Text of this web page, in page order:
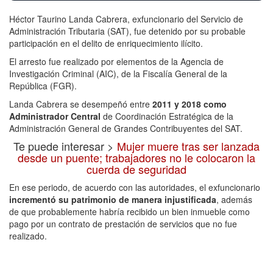
Héctor Taurino Landa Cabrera, exfuncionario del Servicio de
Administración Tributaria (SAT), fue detenido por su probable
participación en el delito de enriquecimiento ilícito.
El arresto fue realizado por elementos de la Agencia de
Investigación Criminal (AIC), de la Fiscalía General de la
República (FGR).
Landa Cabrera se desempeñó entre 2011 y 2018 como
Administrador Central de Coordinación Estratégica de la
Administración General de Grandes Contribuyentes del SAT.
Te puede interesar > Mujer muere tras ser lanzada
desde un puente; trabajadores no le colocaron la
cuerda de seguridad
En ese periodo, de acuerdo con las autoridades, el exfuncionario
incrementó su patrimonio de manera injustificada, además
de que probablemente habría recibido un bien inmueble como
pago por un contrato de prestación de servicios que no fue
realizado.